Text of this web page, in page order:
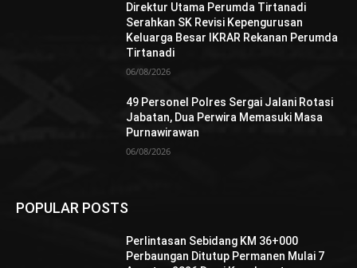
Direktur Utama Perumda Tirtanadi
Serahkan SK Revisi Kepengurusan
Keluarga Besar IKRAR Rekanan Perumda
Tirtanadi
06/08/2026
49 Personel Polres Sergai Jalani Rotasi
Jabatan, Dua Perwira Memasuki Masa
Purnawirawan
06/08/2026
POPULAR POSTS
Perlintasan Sebidang KM 36+000
Perbaungan Ditutup Permanen Mulai 7